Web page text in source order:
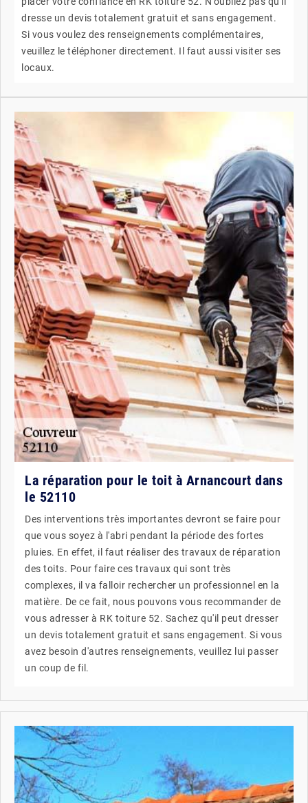
dresse un devis totalement gratuit et sans engagement.
Si vous voulez des renseignements complémentaires,
veuillez le téléphoner directement. Il faut aussi visiter ses
locaux.
La réparation pour le toit à Arnancourt dans
le 52110
Des interventions très importantes devront se faire pour
que vous soyez à l'abri pendant la période des fortes
pluies. En effet, il faut réaliser des travaux de réparation
des toits. Pour faire ces travaux qui sont très
complexes, il va falloir rechercher un professionnel en la
matière. De ce fait, nous pouvons vous recommander de
vous adresser à RK toiture 52. Sachez qu'il peut dresser
un devis totalement gratuit et sans engagement. Si vous
avez besoin d'autres renseignements, veuillez lui passer
un coup de fil.